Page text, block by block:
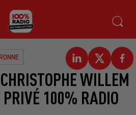
WILLEM
PRIVÉ 100% RADIO